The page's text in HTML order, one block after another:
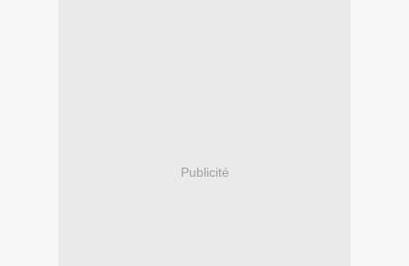
Publicité